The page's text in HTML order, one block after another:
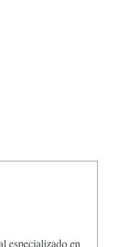
especializado en